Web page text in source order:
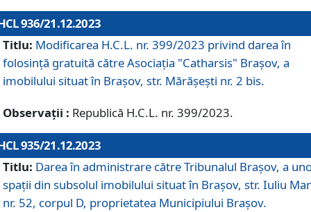
936/21.12.2023
Titlu: Modificarea H.C.L. nr. 399/2023 privind darea în
folosinţă gratuită către Asociaţia "Catharsis" Brașov, a
imobilului situat în Braşov, str. Mărăşeşti nr. 2 bis.
Observații : Republică H.C.L. nr. 399/2023.
935/21.12.2023
Titlu: Darea în administrare către Tribunalul Brașov, a
spații din subsolul imobilului situat în Brașov, str. Iuliu
nr. 52, corpul D, proprietatea Municipiului Brașov.